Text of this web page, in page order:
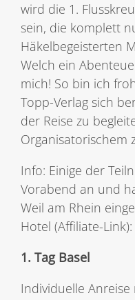
wird die 1.
sein, die komplett
Häkelbegeisterten
Welch ein
mich! So bin ich
Topp-Verlag sich
der Reise zu
Organisatorischem
Info: Einige der
Vorabend an und
Weil am Rhein
Hotel (Affiliate-Link):
1. Tag Basel
Individuelle Anreise